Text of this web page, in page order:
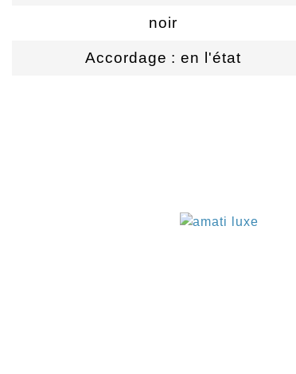
noir
Accordage : en l'état